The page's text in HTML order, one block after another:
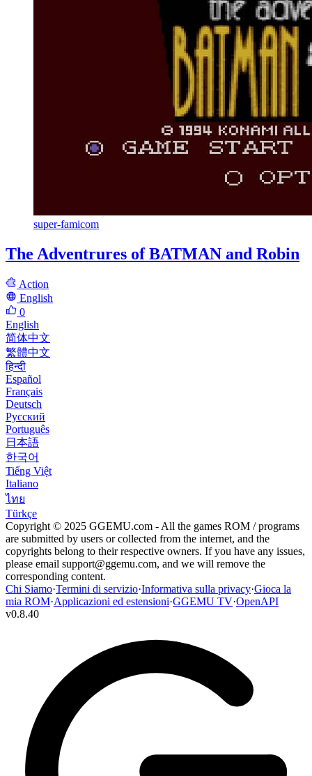
super-famicom
The Adventrures of BATMAN and Robin
Action
English
0
English
简体中文
繁體中文
हिन्दी
Español
Français
Deutsch
Русский
Português
日本語
한국어
Tiếng Việt
Italiano
ไทย
Türkçe
Copyright © 2025 GGEMU.com - All the games ROM / programs
are submitted by users or collected from the internet, and the
copyrights belong to their respective owners. If you have any issues,
please email support@ggemu.com, and we will remove the
corresponding content.
Chi Siamo·Termini di servizio·Informativa sulla privacy·Gioca la
mia ROM·Applicazioni ed estensioni·GGEMU TV·OpenAPI
v0.8.40